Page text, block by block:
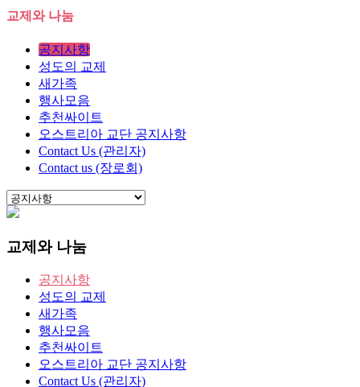
교제와 나눔
공지사항
성도의 교제
새가족
행사모음
추천싸이트
오스트리아 교단 공지사항
Contact Us (관리자)
Contact us (장로회)
교제와 나눔
공지사항
성도의 교제
새가족
행사모음
추천싸이트
오스트리아 교단 공지사항
Contact Us (관리자)